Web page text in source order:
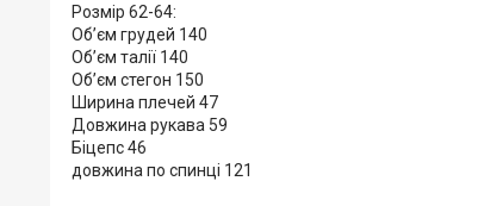
Розмір 62-64:
Обʼєм грудей 140
Обʼєм талії 140
Обʼєм стегон 150
Ширина плечей 47
Довжина рукава 59
Біцепс 46
довжина по спинці 121